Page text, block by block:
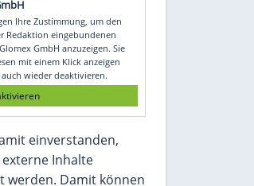
Empfohlener externer Inhalt:
Glomex GmbH
Wir benötigen Ihre Zustimmung,
von unserer Redaktion
Inhalt von Glomex GmbH
können diesen mit einem Klick
jetzt aktivieren